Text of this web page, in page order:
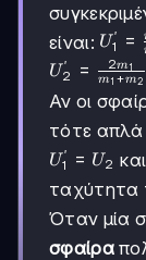
είναι: U_1' =
U_1 +
{m_1
\cdot
U1
′ =
U_2' =
\frac{2m_1}
{m_1 +
m_2} \cdot
U_1 +
\frac{m_2 -
m_1}{m_1 +
m_2} \cdot
U_2
U2
′ = m1 +m2
2m1
Αν οι
τότε
U_1'
U_2
U1
′ = U2 και
ταχύτητα
Όταν μία
σφαίρα